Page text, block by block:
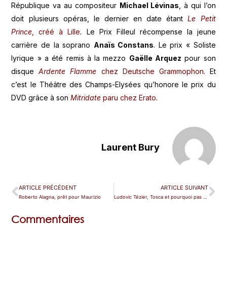
République va au compositeur Michael Lévinas , à qui l’on
doit plusieurs opéras, le dernier en date étantLe Petit
Prince , créé à Lille. Le Prix Filleul récompense la jeune
carrière de la soprano Anaïs Constans. Le prix « Soliste
lyrique » a été remis à la mezzo Gaëlle Arquez pour son
disqueArdente Flamme chez Deutsche Grammophon. Et
c’est le Théâtre des Champs-Elysées qu’honore le prix du
DVD grâce à sonMitridate paru chez Erato.
Laurent Bury
ARTICLE PRÉCÉDENT
Roberto Alagna, prêt pour Maurizio
ARTICLE SUIVANT
Ludovic Tézier, Tosca et pourquoi pas Thais ?
Commentaires